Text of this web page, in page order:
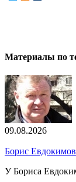
Материалы по
09.08.2026
Борис
У Бориса